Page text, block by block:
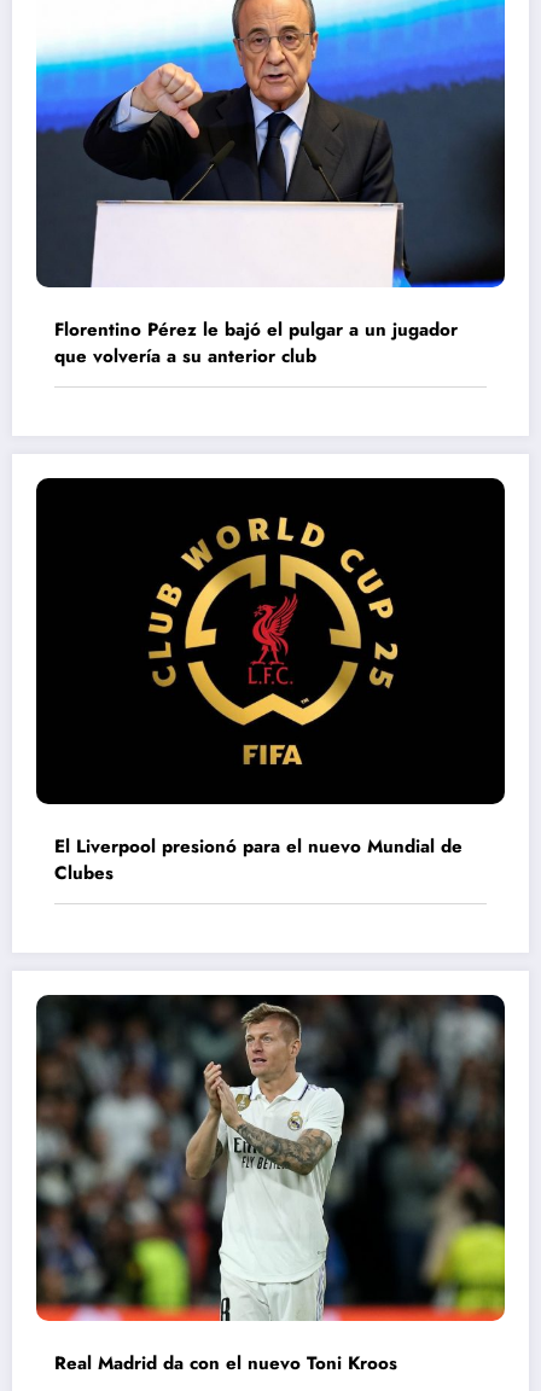
Florentino Pérez le bajó el pulgar a un jugador
que volvería a su anterior club
El Liverpool presionó para el nuevo Mundial de
Clubes
Real Madrid da con el nuevo Toni Kroos